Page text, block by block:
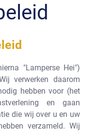
"Lamperse Hei")
verwerken daarom
hebben voor (het
en gaan
die wij over u en uw
verzameld. Wij